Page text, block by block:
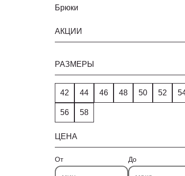
Брюки
АКЦИИ
РАЗМЕРЫ
42 44 46 48 50 52
56 58
ЦЕНА
От До